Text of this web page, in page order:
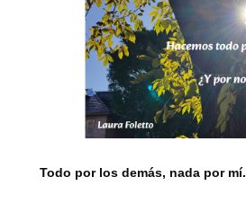
Todo por los demás, nada por mí.